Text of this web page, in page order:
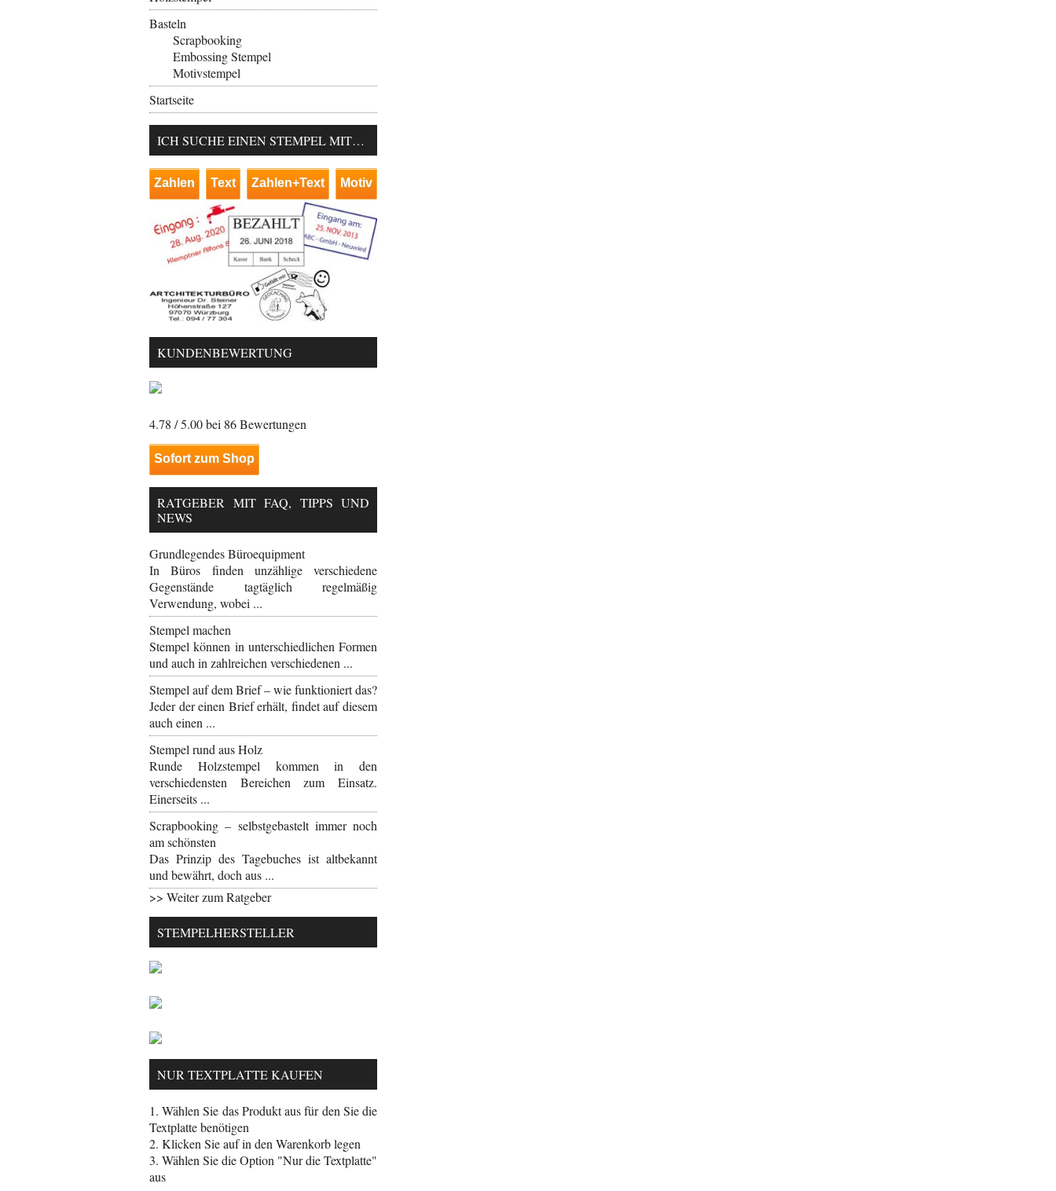
Basteln
Scrapbooking
Embossing Stempel
Motivstempel
Startseite
ICH SUCHE EINEN STEMPEL MIT…
Zahlen Text Zahlen+Text Motiv
KUNDENBEWERTUNG
4.78 / 5.00 bei 86Bewertungen
Sofort zum Shop
RATGEBER MIT FAQ, TIPPS UND
NEWS
Grundlegendes Büroequipment
In Büros finden unzählige verschiedene
Gegenstände tagtäglich regelmäßig
Verwendung, wobei ...
Stempel machen
Stempel können in unterschiedlichen Formen
und auch in zahlreichen verschiedenen ...
Stempel auf dem Brief – wie funktioniert das?
Jeder der einen Brief erhält, findet auf diesem
auch einen ...
Stempel rund aus Holz
Runde Holzstempel kommen in den
verschiedensten Bereichen zum Einsatz.
Einerseits ...
Scrapbooking – selbstgebastelt immer noch
am schönsten
Das Prinzip des Tagebuches ist altbekannt
und bewährt, doch aus ...
>> Weiter zum Ratgeber
STEMPELHERSTELLER
NUR TEXTPLATTE KAUFEN
1. Wählen Sie das Produkt aus für den Sie die
Textplatte benötigen
2. Klicken Sie auf in den Warenkorb legen
3. Wählen Sie die Option "Nur die Textplatte"
aus